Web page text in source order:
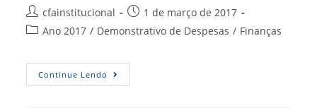
Autor
do
cfainstitucional
Post
publicado:
1 de março de 2017
Categoria
post:
Ano 2017 / Demonstrativo de Despesas / Finanças
Continue Lendo COMPARATIVO
DESPESA